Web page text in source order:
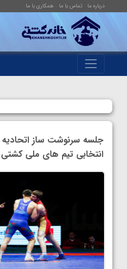
درباره ما تماس با ما همکاری با ما
جلسه سرنوشت ساز اتحادیه
انتخابی تیم های ملی کشتی